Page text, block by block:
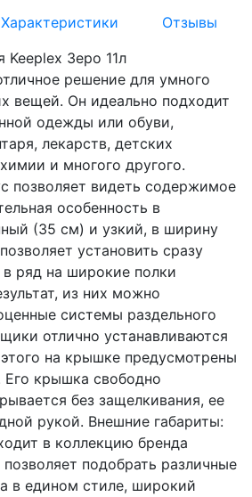
Характеристики
Отзывы
Зеро 11л
решение для умного
вещей. Он идеально подходит
одежды или обуви,
лекарств, детских
и многого другого.
позволяет видеть содержимое
особенность в
(35 см) и узкий, в ширину
установить сразу
ряд на широкие полки
из них можно
системы раздельного
отлично устанавливаются
на крышке предусмотрены
Его крышка свободно
без защелкивания, ее
рукой. Внешние габариты:
в коллекцию бренда
подобрать различные
в едином стиле, широкий